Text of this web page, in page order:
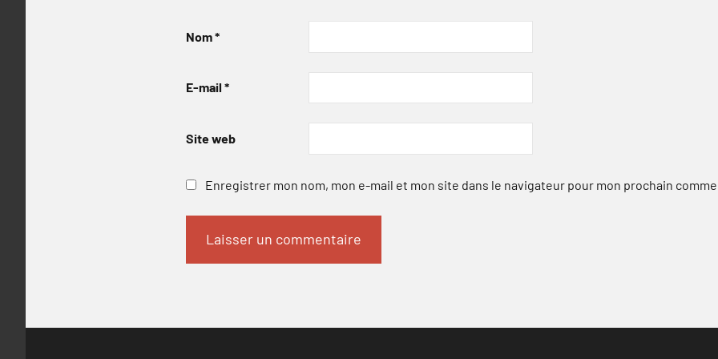
Nom*
E-mail *
Site web
Enregistrer mon nom, mon e-mail et mon site dans le navigateur pour mon prochain